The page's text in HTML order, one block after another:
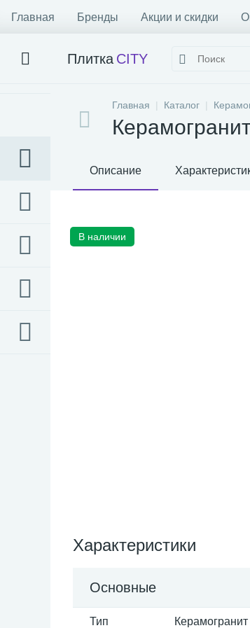
Главная Бренды Акции и скидки
Плитка CITY
Главная Каталог
Описание
В наличии
Характеристики
Основные
Тип Керамогранит